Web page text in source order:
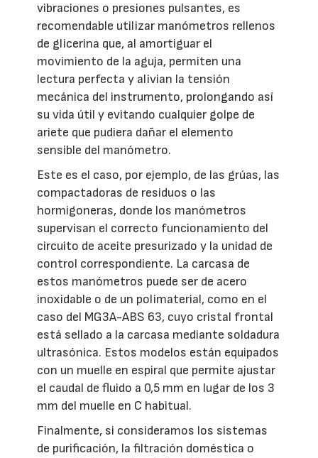
vibraciones o presiones pulsantes, es
recomendable utilizar manómetros rellenos
de glicerina que, al amortiguar el
movimiento de la aguja, permiten una
lectura perfecta y alivian la tensión
mecánica del instrumento, prolongando así
su vida útil y evitando cualquier golpe de
ariete que pudiera dañar el elemento
sensible del manómetro.
Este es el caso, por ejemplo, de las grúas, las
compactadoras de residuos o las
hormigoneras, donde los manómetros
supervisan el correcto funcionamiento del
circuito de aceite presurizado y la unidad de
control correspondiente. La carcasa de
estos manómetros puede ser de acero
inoxidable o de un polimaterial, como en el
caso del MG3A-ABS 63, cuyo cristal frontal
está sellado a la carcasa mediante soldadura
ultrasónica. Estos modelos están equipados
con un muelle en espiral que permite ajustar
el caudal de fluido a 0,5 mm en lugar de los 3
mm del muelle en C habitual.
Finalmente, si consideramos los sistemas
de purificación, la filtración doméstica o